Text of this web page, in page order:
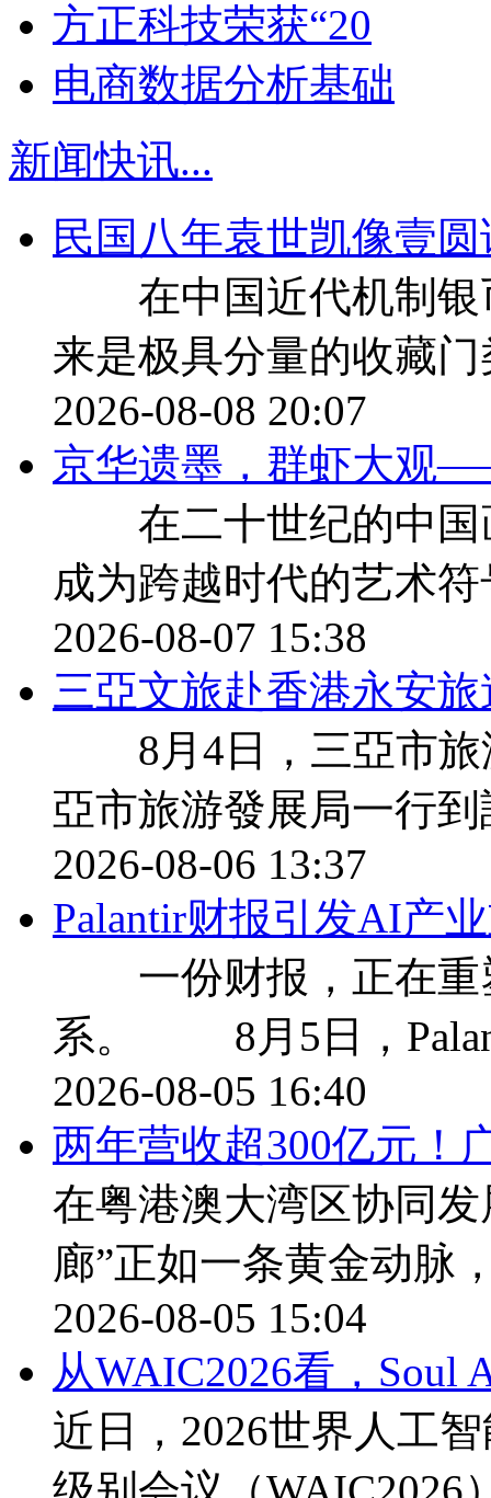
方正科技荣获“20
电商数据分析基础
新闻快讯...
民国八年袁世凯像壹
在中国近代机制银
来是极具分量的收藏
2026-08-08 20:07
京华遗墨，群虾大观
在二十世纪的中国
成为跨越时代的艺术
2026-08-07 15:38
三亞文旅赴香港永安
8月4日，三亞市旅
亞市旅游發展局一行
2026-08-06 13:37
Palantir财报引发AI产
一份财报，正在重
系。 8月5日，
2026-08-05 16:40
两年营收超300亿元！
在粤港澳大湾区协同
廊”正如一条黄金动脉
2026-08-05 15:04
从WAIC2026看，Soul
近日，2026世界人工